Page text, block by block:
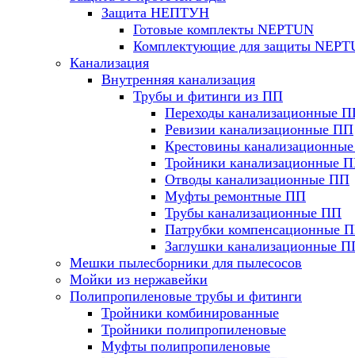
Защита НЕПТУН
Готовые комплекты NEPTUN
Комплектующие для защиты
Канализация
Внутренняя канализация
Трубы и фитинги из ПП
Переходы канализационные
Ревизии канализационные ПП
Крестовины
Тройники канализационные
Отводы канализационные ПП
Муфты ремонтные ПП
Трубы канализационные ПП
Патрубки компенсационные
Заглушки канализационные
Мешки пылесборники для пылесосов
Мойки из нержавейки
Полипропиленовые трубы и фитинги
Тройники комбинированные
Тройники полипропиленовые
Муфты полипропиленовые